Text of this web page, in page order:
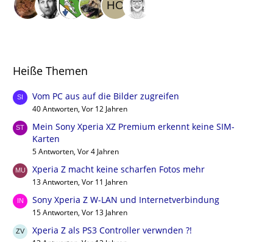
Heiße Themen
Vom PC aus auf die Bilder zugreifen
40 Antworten, Vor 12 Jahren
Mein Sony Xperia XZ Premium erkennt keine SIM-
Karten
5 Antworten, Vor 4 Jahren
Xperia Z macht keine scharfen Fotos mehr
13 Antworten, Vor 11 Jahren
Sony Xperia Z W-LAN und Internetverbindung
15 Antworten, Vor 13 Jahren
Xperia Z als PS3 Controller verwnden ?!